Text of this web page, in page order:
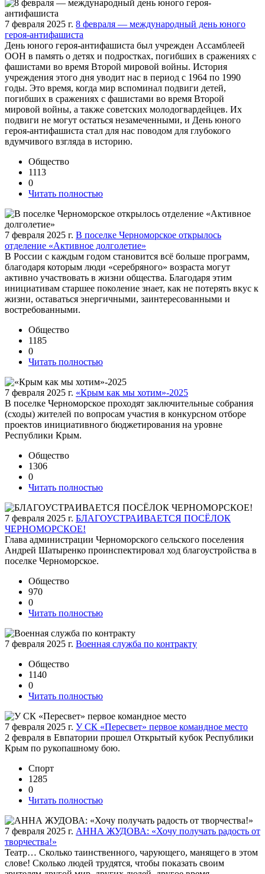
7 февраля 2025 г. 8 февраля — международный день юного
героя-антифашиста
День юного героя-антифашиста был учрежден Ассамблеей
ООН в память о детях и подростках, погибших в сражениях с
фашистами во время Второй мировой войны. История
учреждения этого дня уводит нас в период с 1964 по 1990
годы. Это время, когда мир вспоминал подвиги детей,
погибших в сражениях с фашистами во время Второй
мировой войны, а также советских молодогвардейцев. Их
подвиги не могут остаться незамеченными, и День юного
героя-антифашиста стал для нас поводом для глубокого
вдумчивого взгляда в историю.
Общество
1113
0
Читать полностью
7 февраля 2025 г. В поселке Черноморское открылось
отделение «Активное долголетие»
В России с каждым годом становится всё больше программ,
благодаря которым люди «серебряного» возраста могут
активно участвовать в жизни общества. Благодаря этим
инициативам старшее поколение знает, как не потерять вкус к
жизни, оставаться энергичными, заинтересованными и
востребованными.
Общество
1185
0
Читать полностью
7 февраля 2025 г. «Крым как мы хотим»-2025
В поселке Черноморское проходят заключительные собрания
(сходы) жителей по вопросам участия в конкурсном отборе
проектов инициативного бюджетирования на уровне
Республики Крым.
Общество
1306
0
Читать полностью
7 февраля 2025 г. БЛАГОУСТРАИВАЕТСЯ ПОСЁЛОК
ЧЕРНОМОРСКОЕ!
Глава администрации Черноморского сельского поселения
Андрей Шатыренко проинспектировал ход благоустройства в
поселке Черноморское.
Общество
970
0
Читать полностью
7 февраля 2025 г. Военная служба по контракту
Общество
1140
0
Читать полностью
7 февраля 2025 г. У СК «Пересвет» первое командное место
2 февраля в Евпатории прошел Открытый кубок Республики
Крым по рукопашному бою.
Спорт
1285
0
Читать полностью
7 февраля 2025 г. АННА ЖУДОВА: «Хочу получать радость от
творчества!»
Театр… Сколько таинственного, чарующего, манящего в этом
слове! Сколько людей трудятся, чтобы показать своим